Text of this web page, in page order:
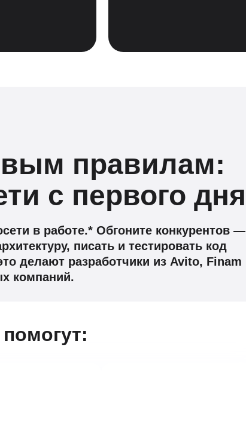
в работе.* Обгоните конкурентов —
писать и тестировать код
делают разработчики из Avito, Finam
компаний.
правилам:
с первого дня